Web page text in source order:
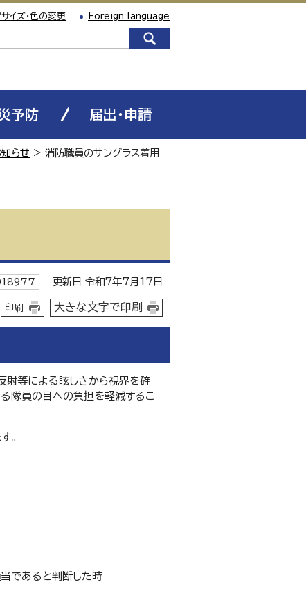
イズ・色の変更 Foreign language
予防 届出・申請
らせ > 消防職員のサングラス着用
更新日 令和7年7月17日
印刷 大きな文字で印刷
射等による眩しさから視界を確
隊員の目への負担を軽減するこ
。
であると判断した時